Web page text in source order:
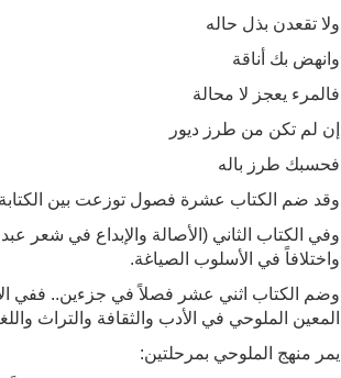
ولا تقعدن بذل حاله
وانهض بك أناقة
فالمرء يعجز لا محالة
إن لم تكن من طرز ديور
فحسبك طرز باله
وقد ضم الكتاب عشرة فصول توزعت بين الكتابة
وفي الكتاب الثاني (الأصالة والإبداع في شعر
واختلافاً في الأسلوب الصياغة.
وضم الكتاب اثني عشر فصلاً في جزءين.. ففي
المعين الملوحي في الأدب والثقافة والتراث
يمر منهج الملوحي بمرحلتين: